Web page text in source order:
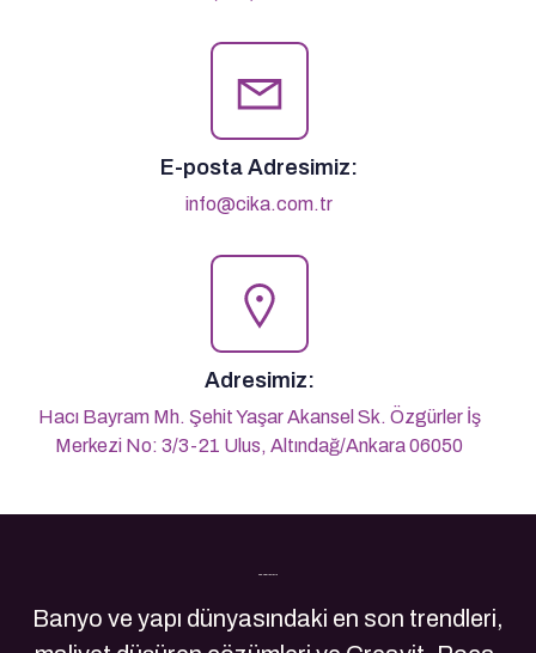
E-posta Adresimiz:
info@cika.com.tr
Adresimiz:
Hacı Bayram Mh. Şehit Yaşar Akansel Sk. Özgürler İş
Merkezi No: 3/3-21 Ulus, Altındağ/Ankara 06050
Son Yazılarımız
Banyo ve yapı dünyasındaki en son trendleri,